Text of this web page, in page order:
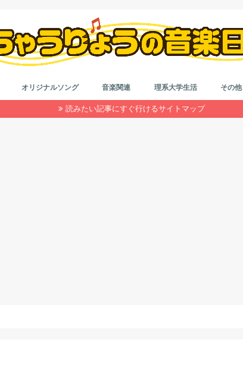
オリジナルソング 音楽関連
作詞＆作曲
音楽系なんやかんや
カラオケ
はもり
理系大学生活
理系大学院生活
大学生活
インドネシア留学
就活
浪人生活
その他
読みたい記事にすぐ行けるサイトマップ